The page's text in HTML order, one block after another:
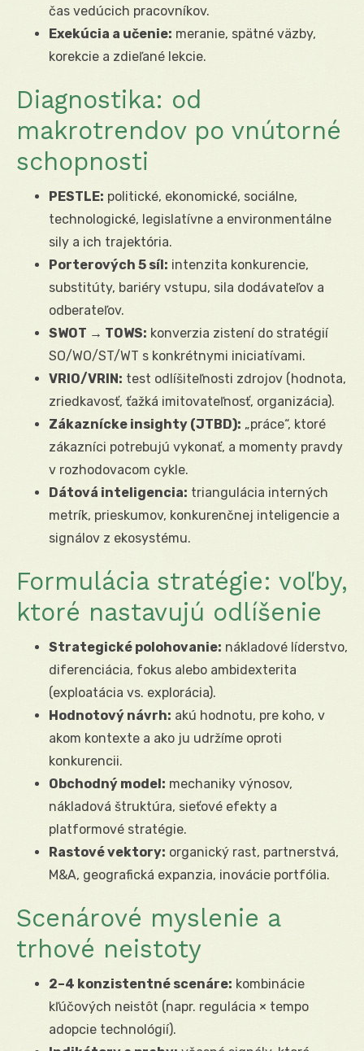
čas vedúcich pracovníkov.
Exekúcia a učenie: meranie, spätné väzby,
korekcie a zdieľané lekcie.
Diagnostika: od
makrotrendov po vnútorné
schopnosti
PESTLE: politické, ekonomické, sociálne,
technologické, legislatívne a environmentálne
sily a ich trajektória.
Porterových 5 síl: intenzita konkurencie,
substitúty, bariéry vstupu, sila dodávateľov a
odberateľov.
SWOT → TOWS: konverzia zistení do stratégií
SO/WO/ST/WT s konkrétnymi iniciatívami.
VRIO/VRIN: test odlíšiteľnosti zdrojov (hodnota,
zriedkavosť, ťažká imitovateľnosť, organizácia).
Zákaznícke insighty (JTBD): „práce“, ktoré
zákazníci potrebujú vykonať, a momenty pravdy
v rozhodovacom cykle.
Dátová inteligencia: triangulácia interných
metrík, prieskumov, konkurenčnej inteligencie a
signálov z ekosystému.
Formulácia stratégie: voľby,
ktoré nastavujú odlíšenie
Strategické polohovanie: nákladové líderstvo,
diferenciácia, fokus alebo ambidexterita
(exploatácia vs. explorácia).
Hodnotový návrh: akú hodnotu, pre koho, v
akom kontexte a ako ju udržíme oproti
konkurencii.
Obchodný model: mechaniky výnosov,
nákladová štruktúra, sieťové efekty a
platformové stratégie.
Rastové vektory: organický rast, partnerstvá,
M&A, geografická expanzia, inovácie portfólia.
Scenárové myslenie a
trhové neistoty
2–4 konzistentné scenáre: kombinácie
kľúčových neistôt (napr. regulácia × tempo
adopcie technológií).